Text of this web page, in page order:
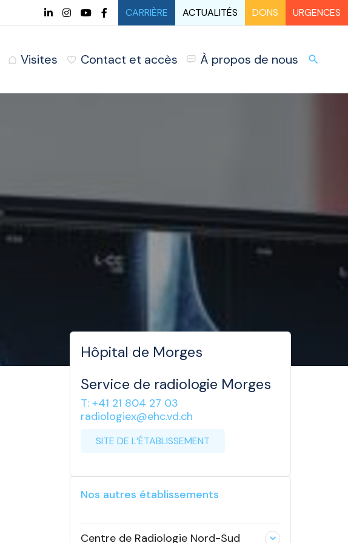
CARRIÈRE ACTUALITÉS DONS URGENCES
Visites Contact et accès À propos de nous search
Hôpital de Morges
Service de radiologie Morges
T: +41 21 804 27 03
radiologiex@ehc.vd.ch
SITE DE L’ÉTABLISSEMENT
Nos autres établissements
Centre de Radiologie Nord-Sud expand_less